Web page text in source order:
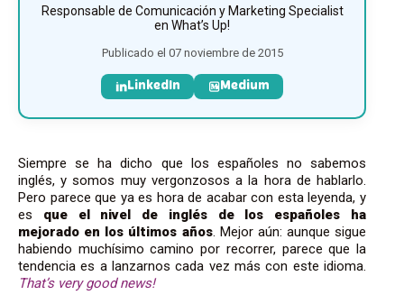
Responsable de Comunicación y Marketing Specialist
en What’s Up!
Publicado el 07 noviembre de 2015
LinkedIn Medium
Siempre se ha dicho que los españoles no sabemos
inglés, y somos muy vergonzosos a la hora de hablarlo.
Pero parece que ya es hora de acabar con esta leyenda, y
es que el nivel de inglés de los españoles ha
mejorado en los últimos años. Mejor aún: aunque sigue
habiendo muchísimo camino por recorrer, parece que la
tendencia es a lanzarnos cada vez más con este idioma.
That’s very good news!